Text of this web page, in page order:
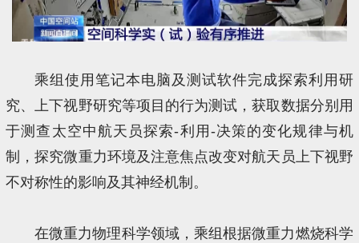
乘组使用笔记本电脑及测试软件完成探索利用研
究、上下视野研究等项目的行为测试，获取数据分别用
于测查太空中航天员探索-利用-决策的变化规律与机
制，探究微重力环境及注意焦点改变对航天员上下视野
不对称性的影响及其神经机制。
在微重力物理科学领域，乘组根据微重力燃烧科学